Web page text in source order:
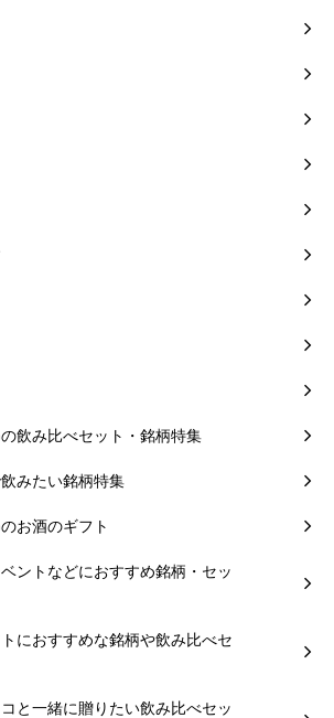
飲み比べセット・銘柄特集
みたい銘柄特集
お酒のギフト
ントなどにおすすめ銘柄・セッ
におすすめな銘柄や飲み比べセ
と一緒に贈りたい飲み比べセッ